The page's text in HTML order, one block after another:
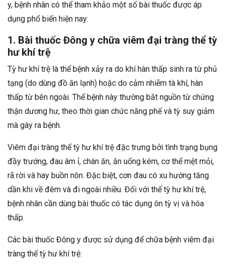
y, bệnh nhân có thể tham khảo một số bài thuốc được áp
dụng phổ biến hiện nay:
1. Bài thuốc Đông y chữa viêm đại tràng thể tỳ
hư khí trệ
Tỳ hư khí trệ là thể bệnh xảy ra do khí hàn thấp sinh ra từ phủ
tạng (do dùng đồ ăn lạnh) hoặc do cảm nhiễm tà khí, hàn
thấp từ bên ngoài. Thể bệnh này thường bắt nguồn từ chứng
thận dương hư, theo thời gian chức năng phế và tỳ suy giảm
mà gây ra bệnh.
Viêm đại tràng thể tỳ hư khí trệ đặc trưng bởi tình trạng bụng
đầy trướng, đau âm ỉ, chán ăn, ăn uống kém, cơ thể mệt mỏi,
rã rời và hay buồn nôn. Đặc biệt, cơn đau có xu hướng tăng
dần khi về đêm và đi ngoài nhiều. Đối với thể tỳ hư khí trệ,
bệnh nhân cần dùng bài thuốc có tác dụng ôn tỳ vị và hóa
thấp.
Các bài thuốc Đông y được sử dụng để chữa bệnh viêm đại
tràng thể tỳ hư khí trệ: